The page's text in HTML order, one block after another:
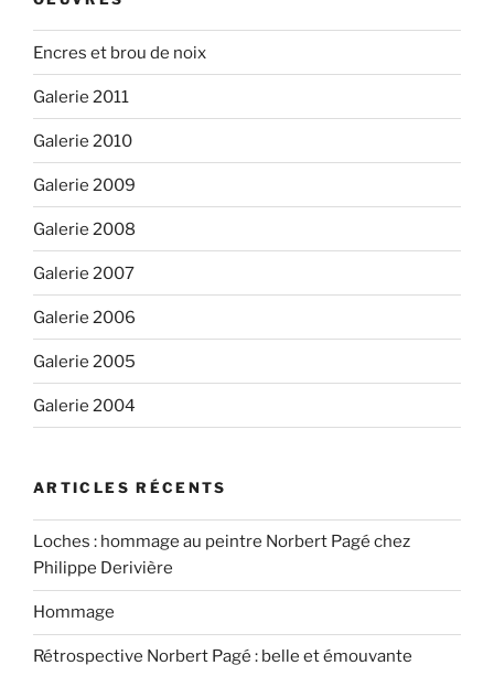
Encres et brou de noix
Galerie 2011
Galerie 2010
Galerie 2009
Galerie 2008
Galerie 2007
Galerie 2006
Galerie 2005
Galerie 2004
ARTICLES RÉCENTS
Loches : hommage au peintre Norbert Pagé chez
Philippe Derivière
Hommage
Rétrospective Norbert Pagé : belle et émouvante